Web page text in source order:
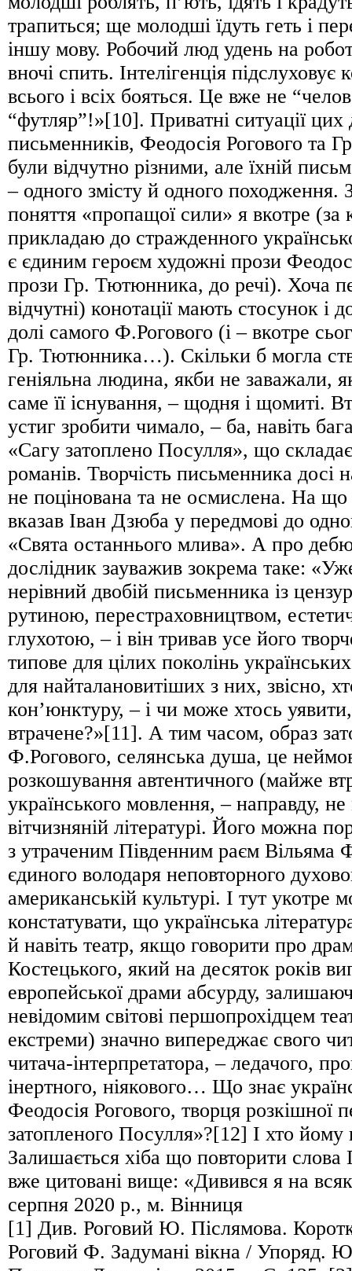
трапиться; ще молодші їдуть геть і
іншу мову. Робочий люд удень на
вночі спить. Інтелігенція підслуховує
всього і всіх бояться. Це вже не
“футляр”!»[10]. Приватні ситуації цих
письменників, Феодосія Рогового та
були відчутно різними, але їхній
– одного змісту й одного походження.
поняття «пропащої сили» я вкотре (за
прикладаю до стражденного
є єдиним героєм художні прози
прози Гр. Тютюнника, до речі). Хоча
відчутні) конотації мають стосунок і
долі самого Ф.Рогового (і – вкотре
Гр. Тютюнника…). Скільки б могла
геніяльна людина, якби не заважали,
саме її існування, – щодня і щомиті.
устиг зробити чимало, – ба, навіть
«Сагу затоплено Посулля», що
романів. Творчість письменника
не поцінована та не осмислена. На що
вказав Іван Дзюба у передмові до
«Свята останнього млива». А про
дослідник зауважив зокрема таке:
нерівний двобій письменника із
рутиною, перестраховництвом,
глухотою, – і він тривав усе його
типове для цілих поколінь
для найталановитіших з них, звісно,
кон’юнктуру, – і чи може хтось
втрачене?»[11]. А тим часом, образ
Ф.Рогового, селянська душа, це
розкошування автентичного (майже
українського мовлення, – направду,
вітчизняній літературі. Його можна
з утраченим Південним раєм Вільяма
єдиного володаря неповторного
американській культурі. І тут укотре
констатувати, що українська
й навіть театр, якщо говорити про
Костецького, який на десяток років
европейської драми абсурду,
невідомим світові першопрохідцем
екстреми) значно випереджає свого
читача-інтерпретатора, – ледачого,
інертного, ніякового… Що знає
Феодосія Рогового, творця розкішної
затопленого Посулля»?[12] І хто йому
Залишається хіба що повторити
вже цитовані вище: «Дивився я на
серпня 2020 р., м. Вінниця
[1] Див. Роговий Ю. Післямова.
Роговий Ф. Задумані вікна / Упоряд.